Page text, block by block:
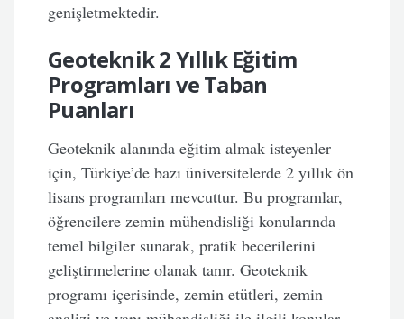
genişletmektedir.
Geoteknik 2 Yıllık Eğitim
Programları ve Taban
Puanları
Geoteknik alanında eğitim almak isteyenler
için, Türkiye’de bazı üniversitelerde 2 yıllık ön
lisans programları mevcuttur. Bu programlar,
öğrencilere zemin mühendisliği konularında
temel bilgiler sunarak, pratik becerilerini
geliştirmelerine olanak tanır. Geoteknik
programı içerisinde, zemin etütleri, zemin